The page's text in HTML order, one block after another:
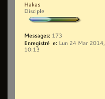
Hakas
Disciple
Messages: 173
Enregistré le: Lun 24 Mar 2014,
10:13